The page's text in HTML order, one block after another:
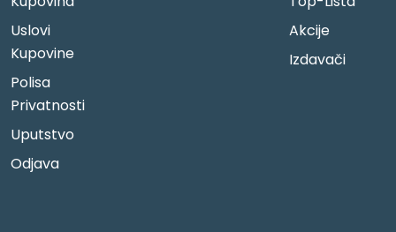
Uslovi
Kupovine
Polisa
Privatnosti
Uputstvo
Odjava
Akcije
Izdavači